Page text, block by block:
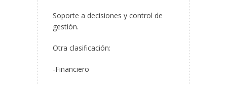
Soporte a decisiones y control de
gestión.
Otra clasificación:
-Financiero